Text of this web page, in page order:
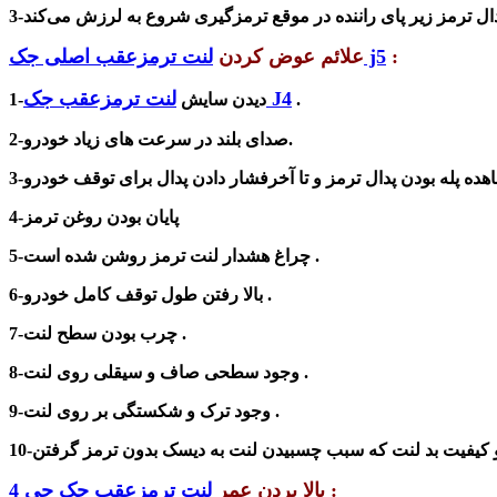
علائم عوض کردن لنت ترمزعقب اصلی جک j5 :
1-دیدن سایش لنت ترمزعقب جک J4 .
2-صدای بلند در سرعت های زیاد خودرو.
4-پایان بودن روغن ترمز
5-چراغ هشدار لنت ترمز روشن شده است .
6-بالا رفتن طول توقف کامل خودرو .
7-چرب بودن سطح لنت .
8-وجود سطحی صاف و سیقلی روی لنت .
9-وجود ترک و شکستگی بر روی لنت .
بالا بردن عمر لنت ترمزعقب جک جی 4 :